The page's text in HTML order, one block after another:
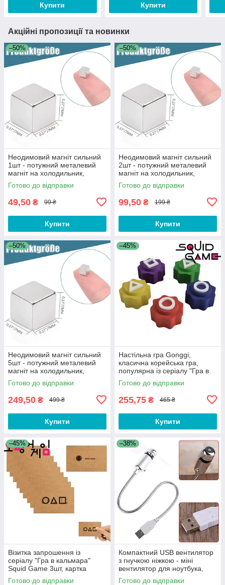
Купити Купити
Акційні пропозиції та новинки
–50%
Неодимовий магніт сильний
1шт - потужний металевий
магніт на холодильник,
дошку, для кріплення та
фіксації
Готово до відправки
49,50 ₴ 99 ₴
Купити
–50%
Неодимовий магніт сильний
2шт - потужний металевий
магніт на холодильник,
дошку, для кріплення та
фіксації
Готово до відправки
99,50 ₴ 199 ₴
Купити
–50%
Неодимовий магніт сильний
5шт - потужний металевий
магніт на холодильник,
дошку, для кріплення та
фіксації
Готово до відправки
249,50 ₴ 499 ₴
Купити
–45%
Настільна гра Gonggi,
класична корейська гра,
популярна із серіалу "Гра в
кальмара" Squid Game WS55
Готово до відправки
255,75 ₴ 465 ₴
Купити
–45%
Візитка запрошення із
серіалу "Гра в кальмара"
Squid Game 3шт, картка
учасника для фанатів
Готово до відправки
–38%
Компактний USB вентилятор
з гнучкою ніжкою - міні
вентилятор для ноутбука,
павербанка, ПК YT008C
Готово до відправки